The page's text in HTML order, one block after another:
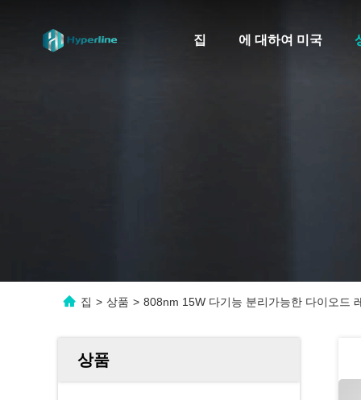
집 에 대하여 미국
집 > 상품 > 808nm 15W 다기능 분리가능한 다이오드
상품